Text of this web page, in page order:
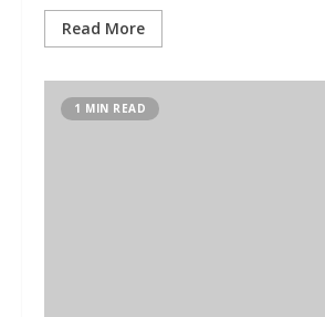
Read More
1 MIN READ